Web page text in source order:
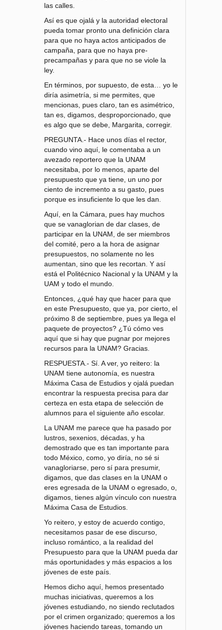
las calles.
Así es que ojalá y la autoridad electoral
pueda tomar pronto una definición clara
para que no haya actos anticipados de
campaña, para que no haya pre-
precampañas y para que no se viole la
ley.
En términos, por supuesto, de esta… yo le
diría asimetría, si me permites, que
mencionas, pues claro, tan es asimétrico,
tan es, digamos, desproporcionado, que
es algo que se debe, Margarita, corregir.
PREGUNTA.- Hace unos días el rector,
cuando vino aquí, le comentaba a un
avezado reportero que la UNAM
necesitaba, por lo menos, aparte del
presupuesto que ya tiene, un uno por
ciento de incremento a su gasto, pues
porque es insuficiente lo que les dan.
Aquí, en la Cámara, pues hay muchos
que se vanaglorian de dar clases, de
participar en la UNAM, de ser miembros
del comité, pero a la hora de asignar
presupuestos, no solamente no les
aumentan, sino que les recortan. Y así
está el Politécnico Nacional y la UNAM y la
UAM y todo el mundo.
Entonces, ¿qué hay que hacer para que
en este Presupuesto, que ya, por cierto, el
próximo 8 de septiembre, pues ya llega el
paquete de proyectos? ¿Tú cómo ves
aquí que si hay que pugnar por mejores
recursos para la UNAM? Gracias.
RESPUESTA.- Sí. A ver, yo reitero: la
UNAM tiene autonomía, es nuestra
Máxima Casa de Estudios y ojalá puedan
encontrar la respuesta precisa para dar
certeza en esta etapa de selección de
alumnos para el siguiente año escolar.
La UNAM me parece que ha pasado por
lustros, sexenios, décadas, y ha
demostrado que es tan importante para
todo México, como, yo diría, no sé si
vanagloriarse, pero sí para presumir,
digamos, que das clases en la UNAM o
eres egresada de la UNAM o egresado, o,
digamos, tienes algún vínculo con nuestra
Máxima Casa de Estudios.
Yo reitero, y estoy de acuerdo contigo,
necesitamos pasar de ese discurso,
incluso romántico, a la realidad del
Presupuesto para que la UNAM pueda dar
más oportunidades y más espacios a los
jóvenes de este país.
Hemos dicho aquí, hemos presentado
muchas iniciativas, queremos a los
jóvenes estudiando, no siendo reclutados
por el crimen organizado; queremos a los
jóvenes haciendo tareas, tomando un